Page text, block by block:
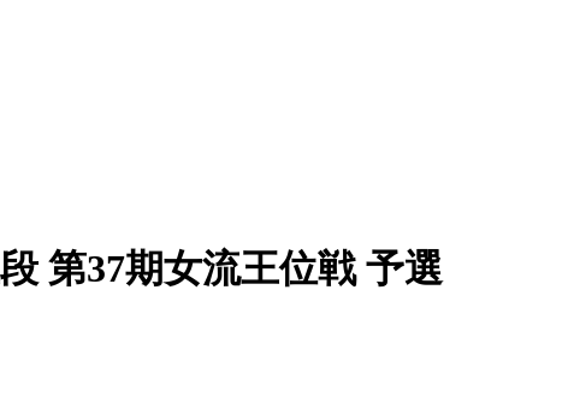
第37期女流王位戦 予選